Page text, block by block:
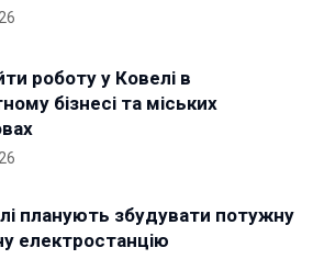
роботу у Ковелі в
бізнесі та міських
планують збудувати потужну
електростанцію